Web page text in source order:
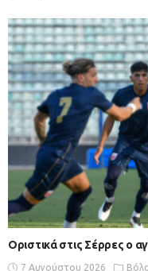
Οριστικά στις Σέρρες ο
7 Αυγούστου 2026